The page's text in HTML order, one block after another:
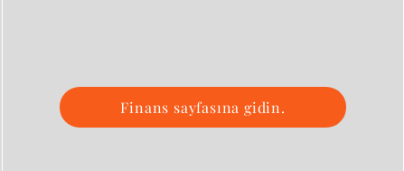
Finans sayfasına gidin.